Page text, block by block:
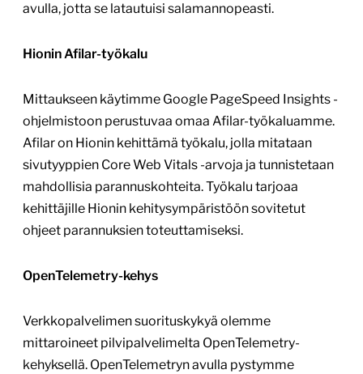
avulla, jotta se latautuisi salamannopeasti.
Hionin Afilar-työkalu
Mittaukseen käytimme Google PageSpeed Insights -
ohjelmistoon perustuvaa omaa Afilar-työkaluamme.
Afilar on Hionin kehittämä työkalu, jolla mitataan
sivutyyppien Core Web Vitals -arvoja ja tunnistetaan
mahdollisia parannuskohteita. Työkalu tarjoaa
kehittäjille Hionin kehitysympäristöön sovitetut
ohjeet parannuksien toteuttamiseksi.
OpenTelemetry-kehys
Verkkopalvelimen suorituskykyä olemme
mittaroineet pilvipalvelimelta OpenTelemetry-
kehyksellä. OpenTelemetryn avulla pystymme